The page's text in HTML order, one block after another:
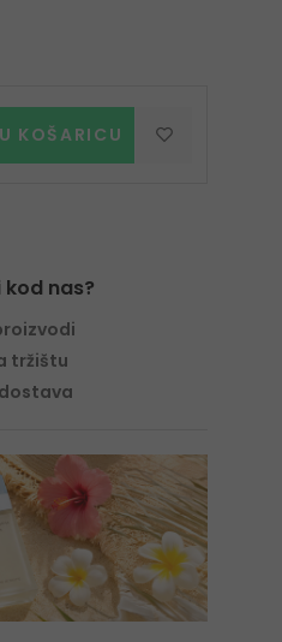
U KOŠARICU
nas?
tržištu